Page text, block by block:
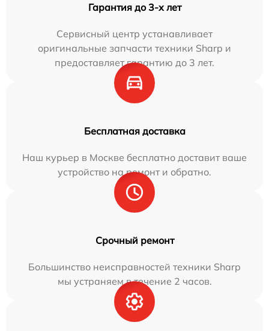
Гарантия до 3-х лет
Сервисный центр устанавливает
оригинальные запчасти техники Sharp и
предоставляет гарантию до 3 лет.
Бесплатная доставка
Наш курьер в Москве бесплатно доставит ваше
устройство на ремонт и обратно.
Срочный ремонт
Большинство неисправностей техники Sharp
мы устраняем в течение 2 часов.